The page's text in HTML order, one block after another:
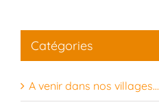
31 1
Catégories
A venir dans nos villages…